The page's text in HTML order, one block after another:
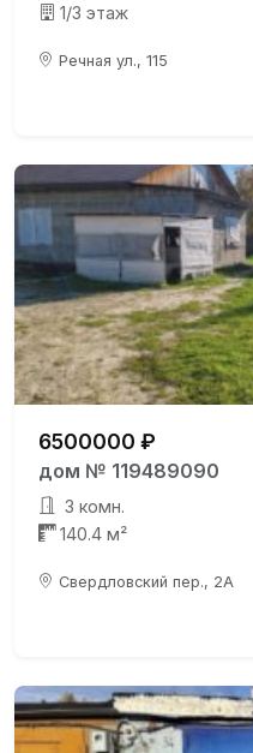
1/3 этаж
Речная ул., 115
6500000 ₽
дом № 119489090
3 комн.
140.4 м²
Свердловский пер., 2А